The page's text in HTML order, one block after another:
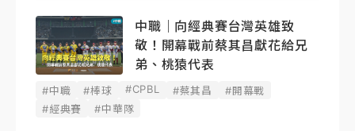
中職｜向經典賽台灣英雄致
敬！開幕戰前蔡其昌獻花給兄
弟、桃猿代表
#中職 #棒球 #CPBL #蔡其昌
#開幕戰
#經典賽
#中華隊